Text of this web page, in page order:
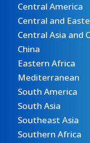
Central America
Central and
Central Asia and
China
Eastern Africa
Mediterranean
South America
South Asia
Southeast Asia
Southern Africa